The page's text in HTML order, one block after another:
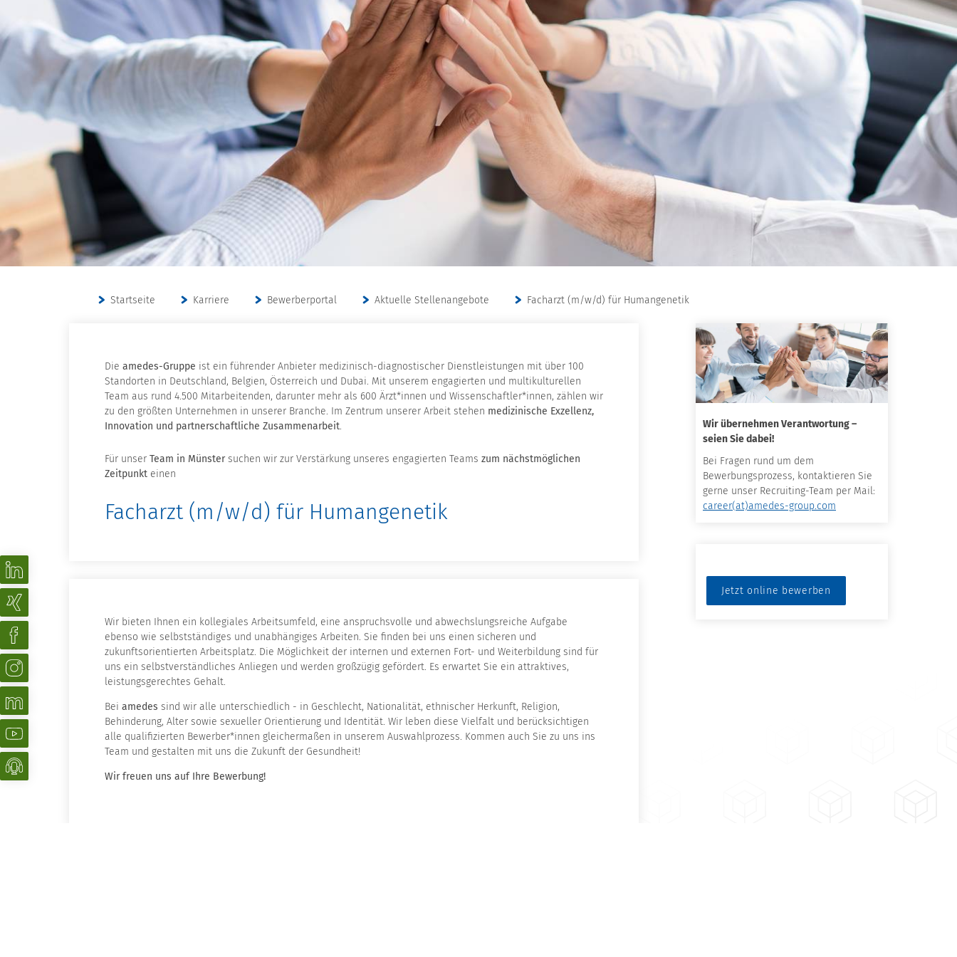
Startseite Karriere Bewerberportal Aktuelle Stellenangebote Facharzt (m/w/d) für Humangenetik
Die amedes-Gruppe ist ein führender Anbieter medizinisch-diagnostischer Dienstleistungen mit über 100
Standorten in Deutschland, Belgien, Österreich und Dubai. Mit unserem engagierten und multikulturellen
Team aus rund 4.500 Mitarbeitenden, darunter mehr als 600 Ärzt*innen und Wissenschaftler*innen, zählen wir
zu den größten Unternehmen in unserer Branche. Im Zentrum unserer Arbeit stehen medizinische Exzellenz,
Innovation und partnerschaftliche Zusammenarbeit.
Für unser Team in Münstersuchen wir zur Verstärkung unseres engagierten Teams zum nächstmöglichen
Zeitpunkt einen
Facharzt (m/w/d) für Humangenetik
Wir bieten Ihnen ein kollegiales Arbeitsumfeld, eine anspruchsvolle und abwechslungsreiche Aufgabe
ebenso wie selbstständiges und unabhängiges Arbeiten. Sie finden bei uns einen sicheren und
zukunftsorientierten Arbeitsplatz. Die Möglichkeit der internen und externen Fort- und Weiterbildung sind für
uns ein selbstverständliches Anliegen und werden großzügig gefördert. Es erwartet Sie ein attraktives,
leistungsgerechtes Gehalt.
Bei amedes sind wir alle unterschiedlich - in Geschlecht, Nationalität, ethnischer Herkunft, Religion,
Behinderung, Alter sowie sexueller Orientierung und Identität. Wir leben diese Vielfalt und berücksichtigen
alle qualifizierten Bewerber*innen gleichermaßen in unserem Auswahlprozess. Kommen auch Sie zu uns ins
Team und gestalten mit uns die Zukunft der Gesundheit!
Wir freuen uns auf Ihre Bewerbung!
Wir übernehmen Verantwortung –
seien Sie dabei!
Bei Fragen rund um dem
Bewerbungsprozess, kontaktieren Sie
gerne unser Recruiting-Team per Mail:
career(at)amedes-group.com
Jetzt online bewerben